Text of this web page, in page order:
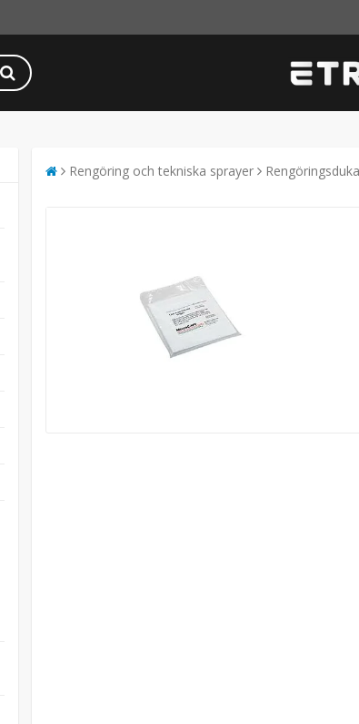
Rengöring och tekniska sprayer